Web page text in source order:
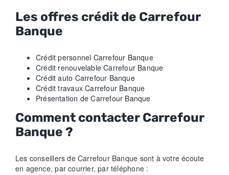
Les offres crédit de Carrefour
Banque
Crédit personnel Carrefour Banque
Crédit renouvelable Carrefour Banque
Crédit auto Carrefour Banque
Crédit travaux Carrefour Banque
Présentation de Carrefour Banque
Comment contacter Carrefour
Banque ?
Les conseillers de Carrefour Banque sont à votre écoute
en agence, par courrier, par téléphone :